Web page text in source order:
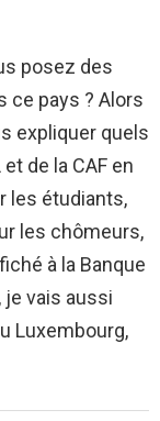
posez des
ce pays ? Alors
expliquer quels
de la CAF en
les étudiants,
les chômeurs,
à la Banque
je vais aussi
Luxembourg,